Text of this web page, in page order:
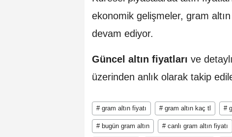
ekonomik gelişmeler, gram
devam ediyor.
Güncel altın fiyatları ve
üzerinden anlık olarak takip
# gram altın fiyatı # gram altın kaç tl #
# bugün gram altın # canlı gram altın fiyatı